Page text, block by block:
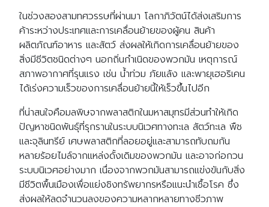
ในช่วงสองสามทศวรรษที่ผ่านมา โลกาภิวัตน์ได้ส่งเสริมการ
ค้าระหว่างประเทศและการเคลื่อนย้ายของผู้คน สินค้า
ผลิตภัณฑ์อาหาร และสัตว์ ส่งผลให้เกิดการเคลื่อนย้ายของ
สิ่งมีชีวิตชนิดต่างๆ นอกถิ่นกำเนิดของพวกมัน เหตุการณ์
สภาพอากาศที่รุนแรง เช่น น้ำท่วม ภัยแล้ง และพายุเฮอริเคน
ได้เร่งความเร็วของการเคลื่อนย้ายนี้ให้เร็วขึ้นไปอีก
ที่น่าสนใจคือมลพิษจากพลาสติกในมหาสมุทรมีส่วนทำให้เกิด
ปัญหาชนิดพันธุ์ที่รุกรานในระบบนิเวศทางทะเล สัตว์ทะเล พืช
และจุลินทรีย์ เศษพลาสติกที่ลอยอยู่และสามารถทับถมกัน
หลายร้อยไมล์จากแหล่งดั้งเดิมของพวกมัน และอาจก่อกวน
ระบบนิเวศอย่างมาก เนื่องจากพวกมันสามารถแข่งขันกับสิ่ง
มีชีวิตพื้นเมืองเพื่อแย่งชิงทรัพยากรหรือแนะนำเชื้อโรค ซึ่ง
ส่งผลให้ลดจำนวนลงของความหลากหลายทางชีวภาพ